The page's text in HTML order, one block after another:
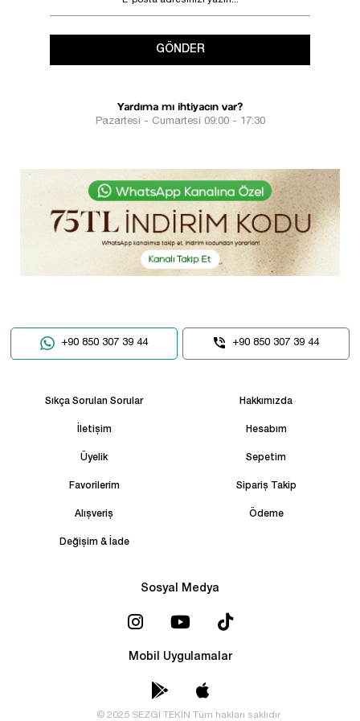
GÖNDER
Yardıma mı ihtiyacın var?
Pazartesi - Cumartesi 09:00 - 17:30
+90 850 307 39 44 +90 850 307 39 44
Sıkça Sorulan Sorular Hakkımızda
İletişim Hesabım
Üyelik Sepetim
Favorilerim Sipariş Takip
Alışveriş Ödeme
Değişim & İade
Sosyal Medya
Mobil Uygulamalar
© 2025 SEZGİ TEKİN Tüm hakları saklıdır